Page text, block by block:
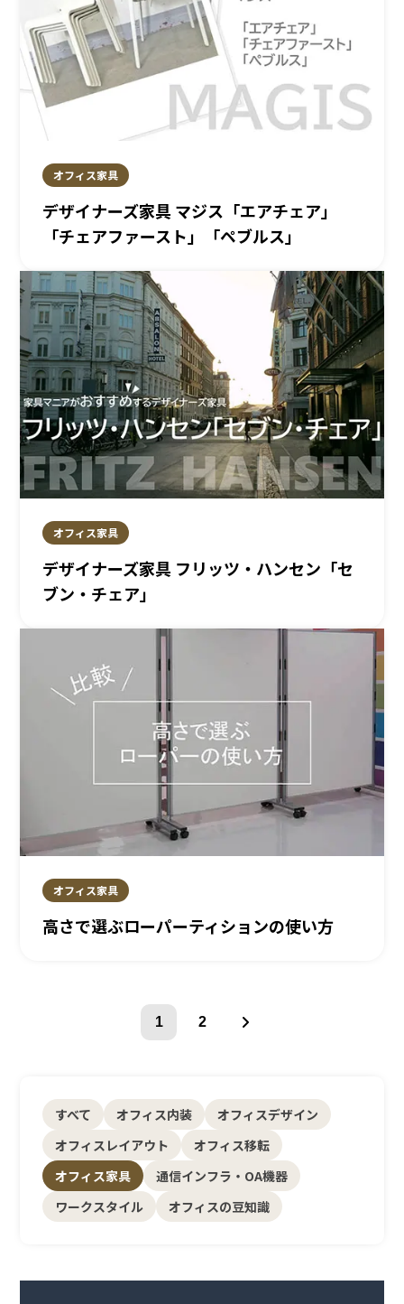
オフィス家具
デザイナーズ家具 マジス「エアチェア」
「チェアファースト」「ペブルス」
オフィス家具
デザイナーズ家具 フリッツ・ハンセン「セ
ブン・チェア」
オフィス家具
高さで選ぶローパーティションの使い方
1 2 次
すべて オフィス内装
オフィスデザイン
オフィスレイアウト
オフィス移転
オフィス家具
通信インフラ・OA機器
ワークスタイル
オフィスの豆知識